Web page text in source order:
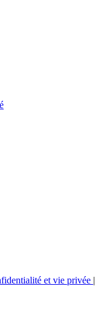
et vie privée |